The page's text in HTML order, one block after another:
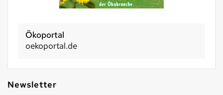
Ökoportal
oekoportal.de
Newsletter